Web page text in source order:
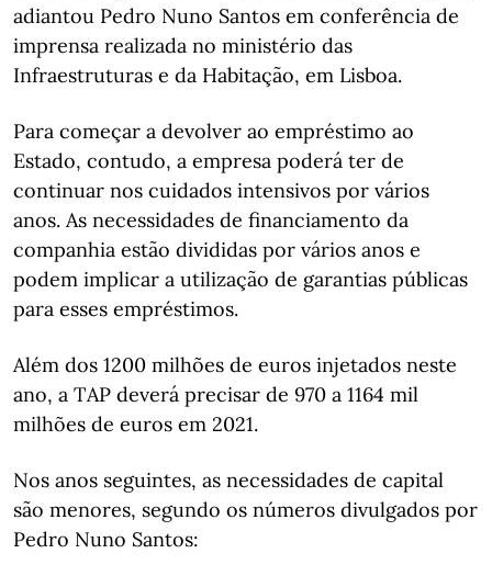
adiantou Pedro Nuno Santos em conferência de
imprensa realizada no ministério das
Infraestruturas e da Habitação, em Lisboa.
Para começar a devolver ao empréstimo ao
Estado, contudo, a empresa poderá ter de
continuar nos cuidados intensivos por vários
anos. As necessidades de financiamento da
companhia estão divididas por vários anos e
podem implicar a utilização de garantias públicas
para esses empréstimos.
Além dos 1200 milhões de euros injetados neste
ano, a TAP deverá precisar de 970 a 1164 mil
milhões de euros em 2021.
Nos anos seguintes, as necessidades de capital
são menores, segundo os números divulgados por
Pedro Nuno Santos: